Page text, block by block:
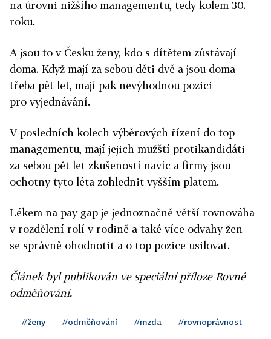
na úrovni nižšího managementu, tedy kolem 30.
roku.
A jsou to v Česku ženy, kdo s dítětem zůstávají
doma. Když mají za sebou děti dvě a jsou doma
třeba pět let, mají pak nevýhodnou pozici
pro vyjednávání.
V posledních kolech výběrových řízení do top
managementu, mají jejich mužští protikandidáti
za sebou pět let zkušeností navíc a firmy jsou
ochotny tyto léta zohlednit vyšším platem.
Lékem na pay gap je jednoznačně větší rovnováha
v rozdělení rolí v rodině a také více odvahy žen
se správně ohodnotit a o top pozice usilovat.
Článek byl publikován ve speciální příloze Rovné
odměňování.
#ženy #odměňování #mzda #rovnoprávnost